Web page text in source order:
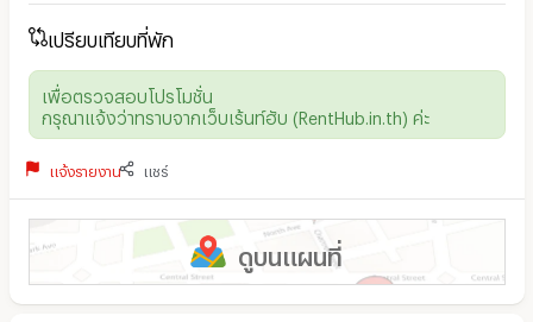
เปรียบเทียบที่พัก
เพื่อตรวจสอบโปรโมชั่น
กรุณาแจ้งว่าทราบจากเว็บเร้นท์ฮับ (RentHub.in.th) ค่ะ
แจ้งรายงาน แชร์
ดูบนแผนที่